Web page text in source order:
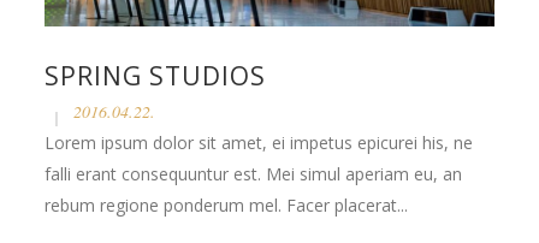
SPRING STUDIOS
2016.04.22.
Lorem ipsum dolor sit amet, ei impetus epicurei his, ne
falli erant consequuntur est. Mei simul aperiam eu, an
rebum regione ponderum mel. Facer placerat...